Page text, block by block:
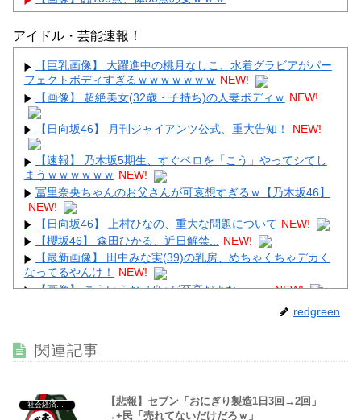
Powered by livedoor 相互RSS
アイドル・芸能速報！
【巨乳画像】 大躍進中の桃月なしこ、水着グラビアがパー
フェクトボディすぎるｗｗｗｗｗｗｗ NEW!
【画像】 超絶美女(32歳・子持ち)の人妻ボディｗ NEW!
【日向坂46】 月刊ジャイアンツ公式、重大告知！ NEW!
【速報】 乃木坂5期生、すぐベロを「こう」やってシてし
まうｗｗｗｗｗｗ NEW!
冨里奈央ちゃんのお父さんが可哀想すぎるｗ【乃木坂46】
NEW!
【日向坂46】 上村ひなの、重大な問題について NEW!
【櫻坂46】 森田ひかる、近日解禁...
NEW!
【最新画像】 田中みな実(39)の乳房、めちゃくちゃデカく
なってるやんけ！
NEW!
【画像】 こういうお○ぱいが至高だよなｗｗｗ NEW!
【閲覧注意】 昔のドラマのレ.●プシーン、今見るとアウト
Powered by livedoor 相互RSS
redgreen
関連記事
社会経済・政治
【悲報】セブン「おにぎり製造1日3回→2回」
→+民「売れてないだけだろｗ」